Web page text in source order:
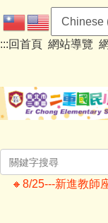
到
主
容
區
:::回首頁 網站導覽
🔸️8/25---新進教師